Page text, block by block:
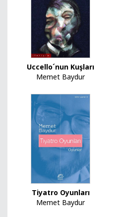
Uccello´nun Kuşları
Memet Baydur
Tiyatro Oyunları
Memet Baydur